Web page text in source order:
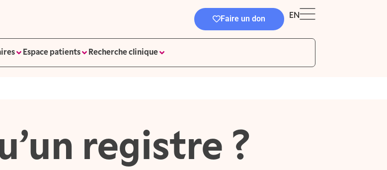
Faire un don EN
Espace patients Recherche clinique
registre ?